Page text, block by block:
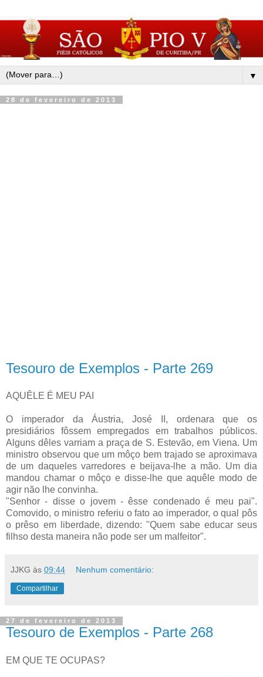
▼
28 de fevereiro de 2013
Tesouro de Exemplos - Parte 269
AQUÊLE É MEU PAI
O imperador da Áustria, José II, ordenara que os
presidiários fôssem empregados em trabalhos públicos.
Alguns dêles varriam a praça de S. Estevão, em Viena. Um
ministro observou que um môço bem trajado se aproximava
de um daqueles varredores e beijava-lhe a mão. Um dia
mandou chamar o môço e disse-lhe que aquêle modo de
agir não lhe convinha.
"Senhor - disse o jovem - êsse condenado é meu pai".
Comovido, o ministro referiu o fato ao imperador, o qual pôs
o prêso em liberdade, dizendo: "Quem sabe educar seus
filhso desta maneira não pode ser um malfeitor".
JJKG às 09:44 Nenhum comentário:
Compartilhar
27 de fevereiro de 2013
Tesouro de Exemplos - Parte 268
EM QUE TE OCUPAS?